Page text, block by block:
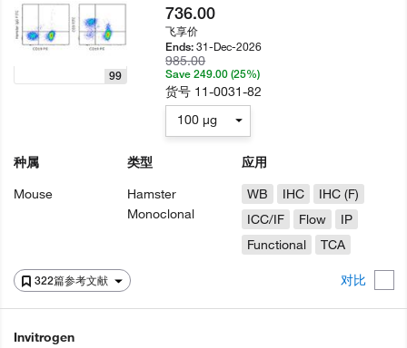
322篇参考文献 对比
99
种属
Mouse
类型
Hamster
Monoclonal
应用
WB
IHC
IHC (F)
ICC/IF
Flow
IP
Functional
TCA
736.00
飞享价
Ends:31-Dec-2026
985.00
Save 249.00 (25%)
货号 11-0031-82
100 µg
Invitrogen